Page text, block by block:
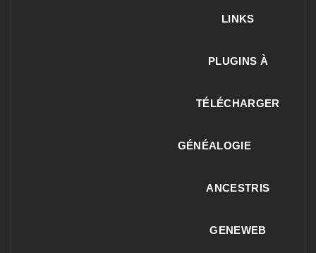
LINKS
PLUGINS À
TÉLÉCHARGER
GÉNÉALOGIE
ANCESTRIS
GENEWEB